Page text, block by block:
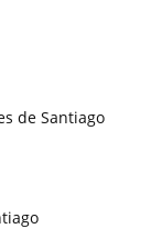
de Santiago